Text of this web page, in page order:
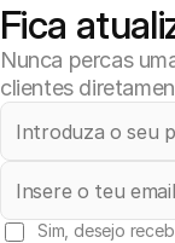
Fica
Nunca percas
clientes
Sim, desejo